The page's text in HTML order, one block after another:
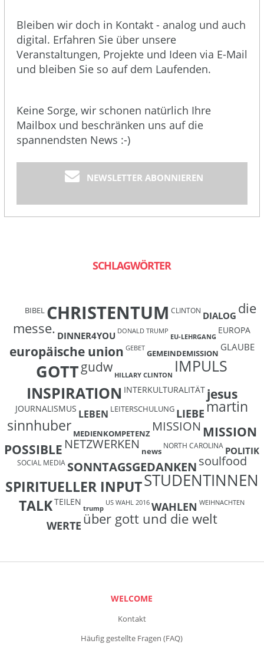
Bleiben wir doch in Kontakt - analog und auch
digital. Erfahren Sie über unsere
Veranstaltungen, Projekte und Ideen via E-Mail
und bleiben Sie so auf dem Laufenden.
Keine Sorge, wir schonen natürlich Ihre
Mailbox und beschränken uns auf die
spannendsten News :-)
NEWSLETTER ABONNIEREN
SCHLAGWÖRTER
BIBEL CHRISTENTUM CLINTON DIALOG die
messe. DINNER4YOU DONALD TRUMP
EU-LEHRGANG
EUROPA
europäische union GEBET GEMEINDEMISSION
GLAUBE
GOTTgudw HILLARY CLINTON IMPULS
INSPIRATION INTERKULTURALITÄT jesus
JOURNALISMUS LEBEN LEITERSCHULUNG LIEBEmartin
sinnhuber MEDIENKOMPETENZ MISSION MISSION
POSSIBLE NETZWERKEN news
NORTH CAROLINA POLITIK
SOCIAL MEDIA SONNTAGSGEDANKENsoulfood
SPIRITUELLER INPUTSTUDENTINNEN
TALKTEILEN
trump
US WAHL 2016 WAHLEN WEIHNACHTEN
WERTE über gott und die welt
WELCOME
Kontakt
Häufig gestellte Fragen (FAQ)